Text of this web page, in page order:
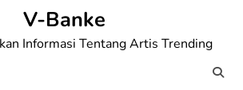
V-Banke
Informasi Tentang Artis Trending